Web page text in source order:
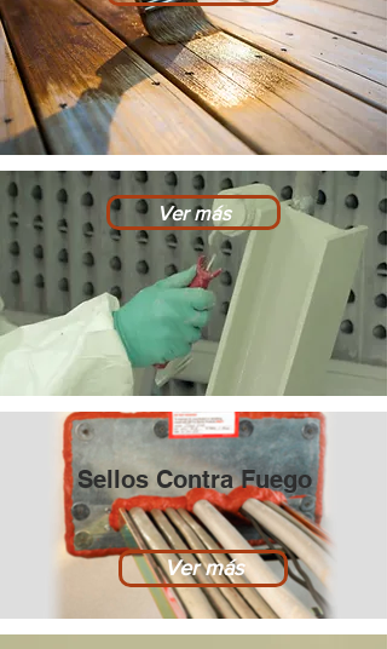
Ver más
Sellos Contra Fuego
Ver más